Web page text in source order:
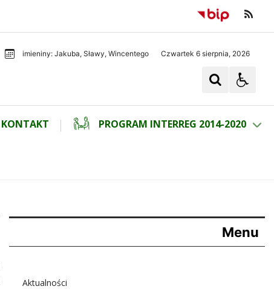
imieniny: Jakuba, Sławy, Wincentego Czwartek 6 sierpnia, 2026
KONTAKT PROGRAM INTERREG 2014-2020
Menu
Aktualności